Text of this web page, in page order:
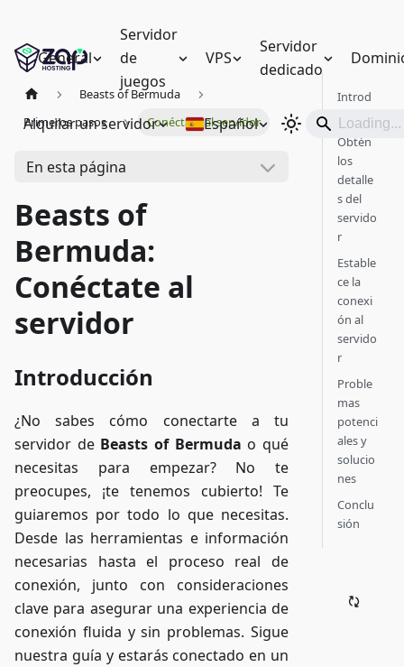
General
Servidor
de
juegos
VPS
Servidor
dedicado
Alquilar un servidor Español
Beasts of Bermuda
Primeros pasos
Conéctate al servidor
En esta página
Beasts of
Bermuda:
Conéctate al
servidor
Introducción
¿No sabes cómo conectarte a tu
servidor de Beasts of Bermuda o qué
necesitas para empezar? No te
preocupes, ¡te tenemos cubierto! Te
guiaremos por todo lo que necesitas.
Desde las herramientas e información
necesarias hasta el proceso real de
conexión, junto con consideraciones
clave para asegurar una experiencia de
conexión fluida y sin problemas. Sigue
nuestra guía y estarás conectado en un
Introd
ucción
Obtén
los
detalle
s del
servido
r
Estable
ce la
conexi
ón al
servido
r
Proble
mas
potenci
ales y
solucio
nes
Conclu
sión